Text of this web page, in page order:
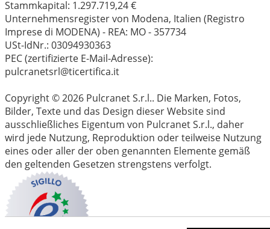
Stammkapital: 1.297.719,24 €
Unternehmensregister von Modena, Italien (Registro
Imprese di MODENA) - REA: MO - 357734
USt-IdNr.: 03094930363
PEC (zertifizierte E-Mail-Adresse):
pulcranetsrl@ticertifica.it
Copyright © 2026 Pulcranet S.r.l.. Die Marken, Fotos,
Bilder, Texte und das Design dieser Website sind
ausschließliches Eigentum von Pulcranet S.r.l., daher
wird jede Nutzung, Reproduktion oder teilweise Nutzung
eines oder aller der oben genannten Elemente gemäß
den geltenden Gesetzen strengstens verfolgt.